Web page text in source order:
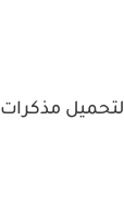
لتحميل